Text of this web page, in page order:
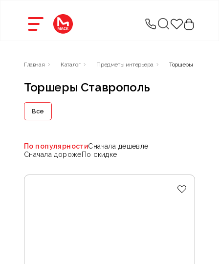
Главная Каталог Предметы интерьера Торшеры
Торшеры Ставрополь
Все
По популярностиСначала дешевле
Сначала дорожеПо скидке